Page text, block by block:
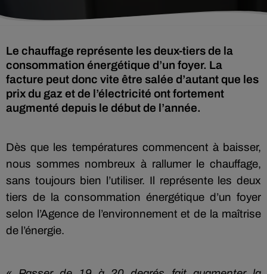
Le chauffage représente les deux-tiers de la
consommation énergétique d’un foyer. La
facture peut donc vite être salée d’autant que les
prix du gaz et de l’électricité ont fortement
augmenté depuis le début de l’année.
Dès que les températures commencent à baisser,
nous sommes nombreux à rallumer le chauffage,
sans toujours bien l’utiliser. Il représente les deux
tiers de la consommation énergétique d’un foyer
selon l’Agence de l’environnement et de la maîtrise
de l’énergie.